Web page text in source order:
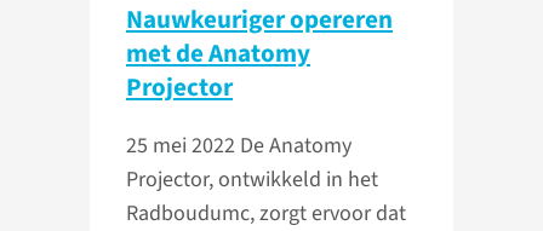
Nauwkeuriger opereren
met de Anatomy
Projector
25 mei 2022 De Anatomy
Projector, ontwikkeld in het
Radboudumc, zorgt ervoor dat